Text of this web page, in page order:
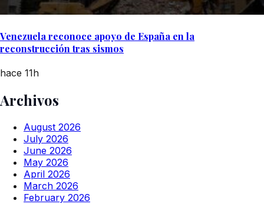
Venezuela reconoce apoyo de España en la
reconstrucción tras sismos
hace 11h
Archivos
August 2026
July 2026
June 2026
May 2026
April 2026
March 2026
February 2026